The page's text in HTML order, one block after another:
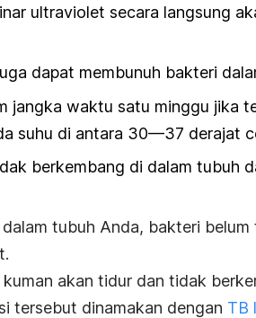
ultraviolet secara langsung
dapat membunuh bakteri
jangka waktu satu minggu jika
suhu di antara 30—37 derajat
berkembang di dalam tubuh
tubuh Anda, bakteri belum
akan tidur dan tidak
tersebut dinamakan dengan TB